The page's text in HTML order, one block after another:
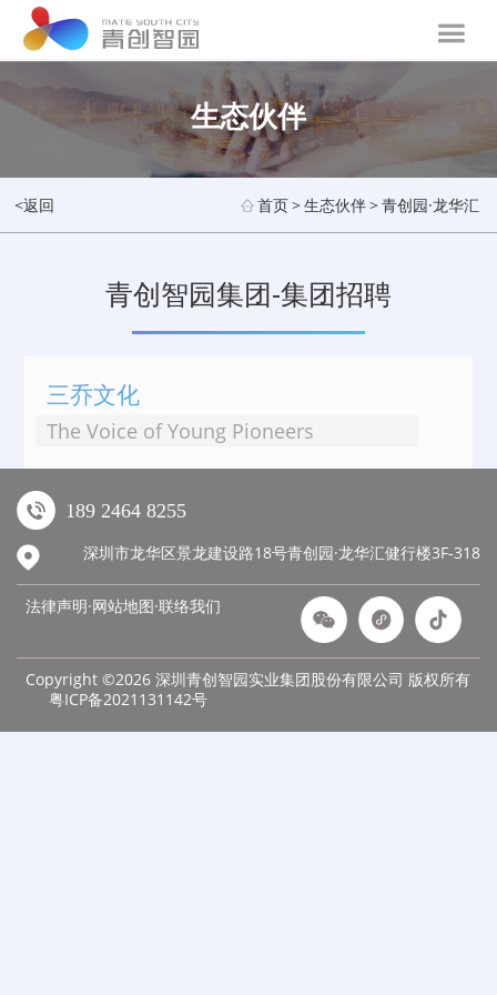
生态伙伴
<返回 首页>生态伙伴>青创园·龙华汇
青创智园集团-集团招聘
三乔文化
The Voice of Young Pioneers
189 2464 8255
深圳市龙华区景龙建设路18号青创园·龙华汇健行楼3F-318
法律声明·网站地图·联络我们
Copyright ©2026 深圳青创智园实业集团股份有限公司 版权所有
粤ICP备2021131142号